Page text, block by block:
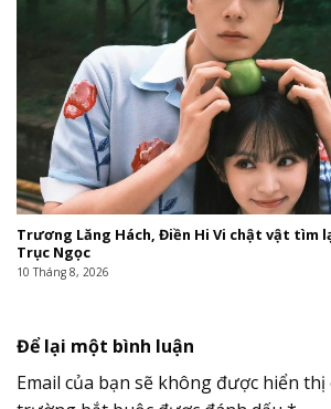
Trương Lăng Hách, Điền Hi Vi chật vật tìm
Trục Ngọc
10 Tháng 8, 2026
Để lại một bình luận
Email của bạn sẽ không được hiển thị